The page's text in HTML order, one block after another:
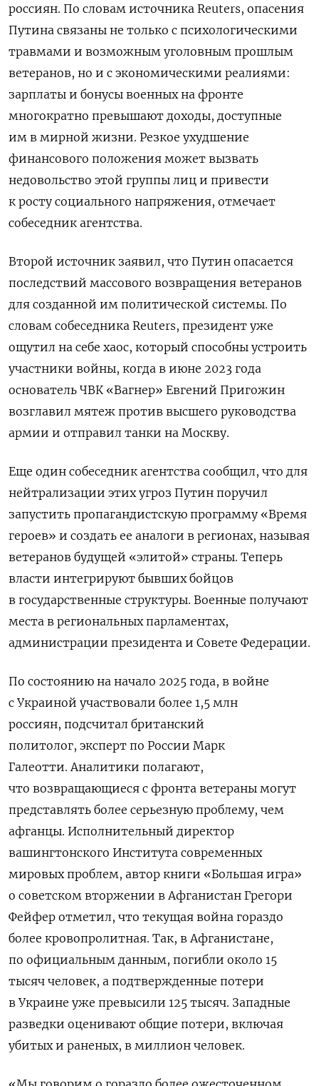
россиян. По словам источника Reuters, опасения
Путина связаны не только с психологическими
травмами и возможным уголовным прошлым
ветеранов, но и с экономическими реалиями:
зарплаты и бонусы военных на фронте
многократно превышают доходы, доступные
им в мирной жизни. Резкое ухудшение
финансового положения может вызвать
недовольство этой группы лиц и привести
к росту социального напряжения, отмечает
собеседник агентства.
Второй источник заявил, что Путин опасается
последствий массового возвращения ветеранов
для созданной им политической системы. По
словам собеседника Reuters, президент уже
ощутил на себе хаос, который способны устроить
участники войны, когда в июне 2023 года
основатель ЧВК «Вагнер» Евгений Пригожин
возглавил мятеж против высшего руководства
армии и отправил танки на Москву.
Еще один собеседник агентства сообщил, что для
нейтрализации этих угроз Путин поручил
запустить пропагандистскую программу «Время
героев» и создать ее аналоги в регионах, называя
ветеранов будущей «элитой» страны. Теперь
власти интегрируют бывших бойцов
в государственные структуры. Военные получают
места в региональных парламентах,
администрации президента и Совете Федерации.
По состоянию на начало 2025 года, в войне
с Украиной участвовали более 1,5 млн
россиян, подсчитал британский
политолог, эксперт по России Марк
Галеотти. Аналитики полагают,
что возвращающиеся с фронта ветераны могут
представлять более серьезную проблему, чем
афганцы. Исполнительный директор
вашингтонского Института современных
мировых проблем, автор книги «Большая игра»
о советском вторжении в Афганистан Грегори
Фейфер отметил, что текущая война гораздо
более кровопролитная. Так, в Афганистане,
по официальным данным, погибли около 15
тысяч человек, а подтвержденные потери
в Украине уже превысили 125 тысяч. Западные
разведки оценивают общие потери, включая
убитых и раненых, в миллион человек.